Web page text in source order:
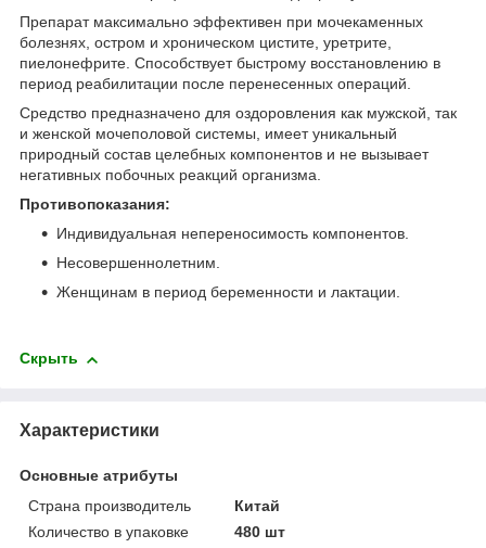
Препарат максимально эффективен при мочекаменных
болезнях, остром и хроническом цистите, уретрите,
пиелонефрите. Способствует быстрому восстановлению в
период реабилитации после перенесенных операций.
Средство предназначено для оздоровления как мужской, так
и женской мочеполовой системы, имеет уникальный
природный состав целебных компонентов и не вызывает
негативных побочных реакций организма.
Противопоказания:
Индивидуальная непереносимость компонентов.
Несовершеннолетним.
Женщинам в период беременности и лактации.
Скрыть
Характеристики
Основные атрибуты
Страна производитель
Китай
Количество в упаковке
480 шт